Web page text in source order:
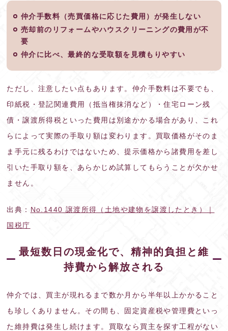
仲介手数料（売買価格に応じた費用）が発生しない
売却前のリフォームやハウスクリーニングの費用が不
要
仲介に比べ、最終的な受取額を見積もりやすい
ただし、注意したい点もあります。仲介手数料は不要でも、
印紙税・登記関連費用（抵当権抹消など）・住宅ローン残
債・譲渡所得税といった費用は別途かかる場合があり、これ
らによって実際の手取り額は変わります。買取価格がそのま
ま手元に残るわけではないため、提示価格から諸費用を差し
引いた手取り額を、あらかじめ試算してもらうことが欠かせ
ません。
出典： No.1440 譲渡所得（土地や建物を譲渡したとき）｜
国税庁
最短数日の現金化で、精神的負担と維
持費から解放される
仲介では、買主が現れるまで数か月から半年以上かかること
も珍しくありません。その間も、固定資産税や管理費といっ
た維持費は発生し続けます。買取なら買主を探す工程がない